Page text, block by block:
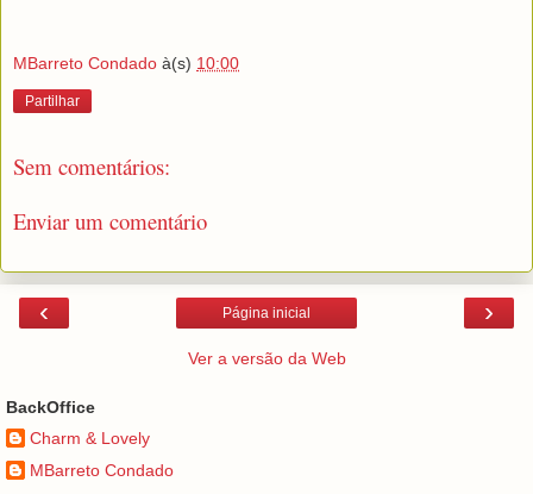
MBarreto Condado à(s) 10:00
Partilhar
Sem comentários:
Enviar um comentário
‹ ›
Página inicial
Ver a versão da Web
BackOffice
Charm & Lovely
MBarreto Condado